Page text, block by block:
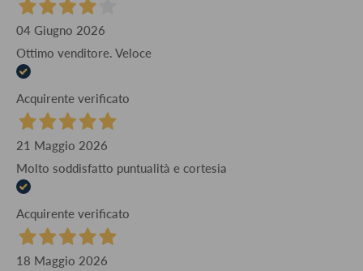
04 Giugno 2026
Ottimo venditore. Veloce
Acquirente verificato
21 Maggio 2026
Molto soddisfatto puntualità e cortesia
Acquirente verificato
18 Maggio 2026